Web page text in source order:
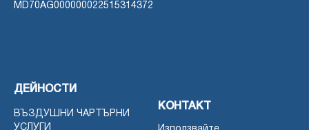
MD70AG000000022515314372
ДЕЙНОСТИ
ВЪЗДУШНИ ЧАРТЪРНИ
УСЛУГИ
КОНТАКТ